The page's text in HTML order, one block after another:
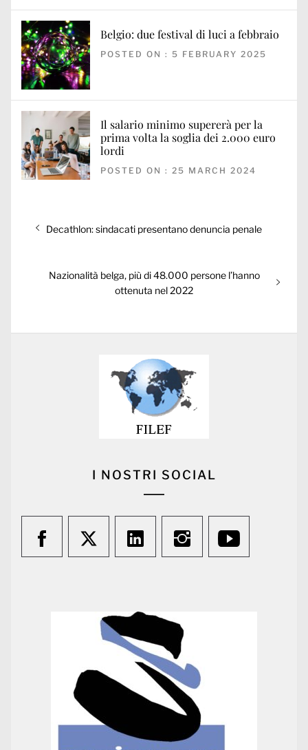
Belgio: due festival di luci a febbraio
POSTED ON : 5 FEBRUARY 2025
Il salario minimo supererà per la
prima volta la soglia dei 2.000 euro
lordi
POSTED ON : 25 MARCH 2024
Post
navigation
Previous
Decathlon: sindacati presentano denuncia penale
Next
Nazionalità belga, più di 48.000 persone l’hanno
ottenuta nel 2022
I NOSTRI SOCIAL